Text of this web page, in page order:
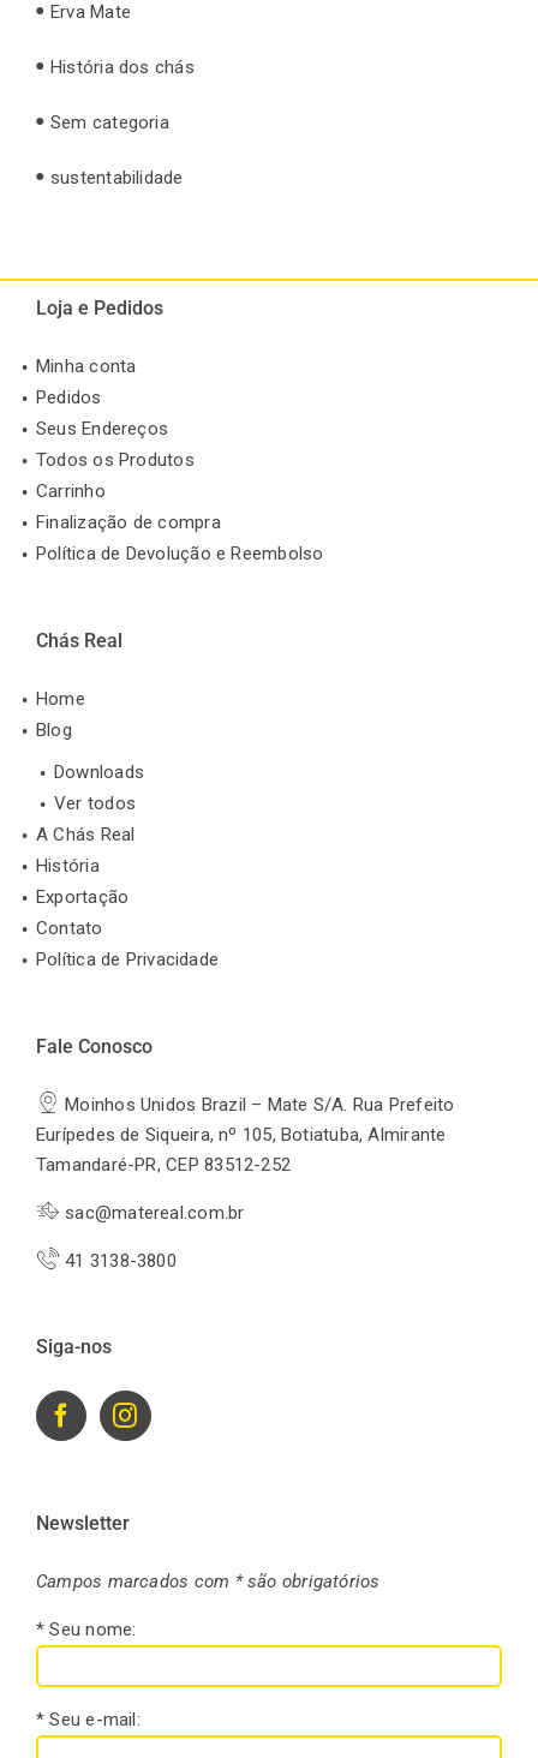
Erva Mate
História dos chás
Sem categoria
sustentabilidade
Loja e Pedidos
Minha conta
Pedidos
Seus Endereços
Todos os Produtos
Carrinho
Finalização de compra
Política de Devolução e Reembolso
Chás Real
Home
Blog
Downloads
Ver todos
A Chás Real
História
Exportação
Contato
Política de Privacidade
Fale Conosco
Moinhos Unidos Brazil – Mate S/A. Rua Prefeito
Eurípedes de Siqueira, nº 105, Botiatuba, Almirante
Tamandaré-PR, CEP 83512-252
sac@matereal.com.br
41 3138-3800
Siga-nos
Newsletter
Campos marcados com * são obrigatórios
* Seu nome:
* Seu e-mail: